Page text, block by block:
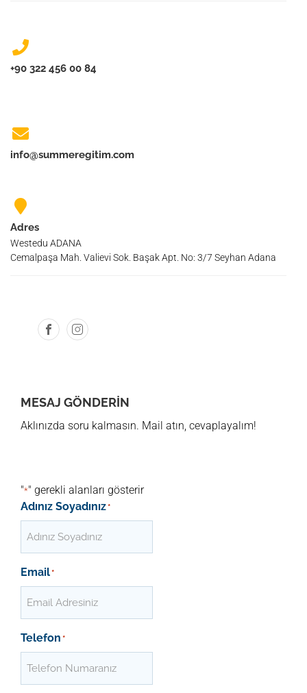
+90 322 456 00 84
info@summeregitim.com
Adres
Westedu ADANA
Cemalpaşa Mah. Valievi Sok. Başak Apt. No: 3/7 Seyhan Adana
MESAJ GÖNDERIN
Aklınızda soru kalmasın. Mail atın, cevaplayalım!
"*" gerekli alanları gösterir
Adınız Soyadınız*
Email*
Telefon *